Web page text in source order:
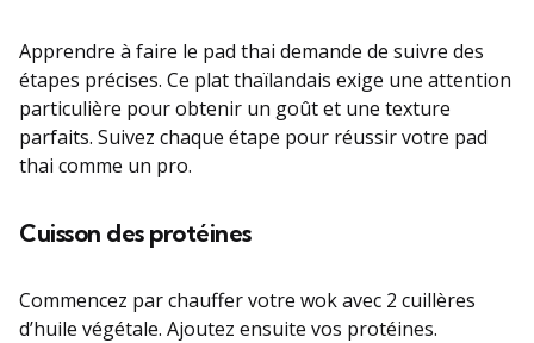
Apprendre à faire le pad thai demande de suivre des
étapes précises. Ce plat thaïlandais exige une attention
particulière pour obtenir un goût et une texture
parfaits. Suivez chaque étape pour réussir votre pad
thai comme un pro.
Cuisson des protéines
Commencez par chauffer votre wok avec 2 cuillères
d’huile végétale. Ajoutez ensuite vos protéines.